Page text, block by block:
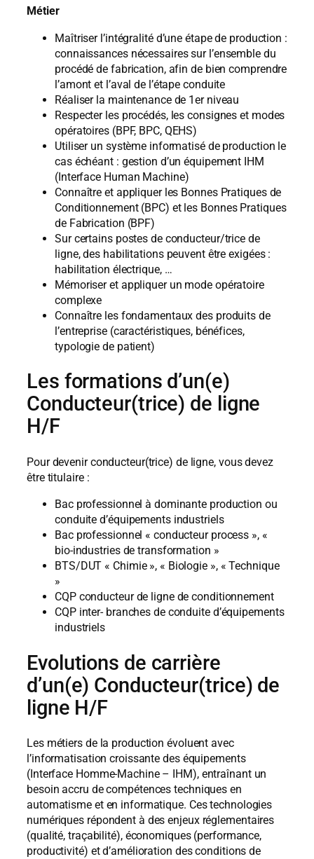
Métier
Maîtriser l’intégralité d’une étape de production :
connaissances nécessaires sur l’ensemble du
procédé de fabrication, afin de bien comprendre
l’amont et l’aval de l’étape conduite
Réaliser la maintenance de 1er niveau
Respecter les procédés, les consignes et modes
opératoires (BPF, BPC, QEHS)
Utiliser un système informatisé de production le
cas échéant : gestion d’un équipement IHM
(Interface Human Machine)
Connaître et appliquer les Bonnes Pratiques de
Conditionnement (BPC) et les Bonnes Pratiques
de Fabrication (BPF)
Sur certains postes de conducteur/trice de
ligne, des habilitations peuvent être exigées :
habilitation électrique, …
Mémoriser et appliquer un mode opératoire
complexe
Connaître les fondamentaux des produits de
l’entreprise (caractéristiques, bénéfices,
typologie de patient)
Les formations d’un(e)
Conducteur(trice) de ligne
H/F
Pour devenir conducteur(trice) de ligne, vous devez
être titulaire :
Bac professionnel à dominante production ou
conduite d’équipements industriels
Bac professionnel « conducteur process », «
bio-industries de transformation »
BTS/DUT « Chimie », « Biologie », « Technique
»
CQP conducteur de ligne de conditionnement
CQP inter- branches de conduite d’équipements
industriels
Evolutions de carrière
d’un(e) Conducteur(trice) de
ligne H/F
Les métiers de la production évoluent avec
l’informatisation croissante des équipements
(Interface Homme-Machine – IHM), entraînant un
besoin accru de compétences techniques en
automatisme et en informatique. Ces technologies
numériques répondent à des enjeux réglementaires
(qualité, traçabilité), économiques (performance,
productivité) et d’amélioration des conditions de